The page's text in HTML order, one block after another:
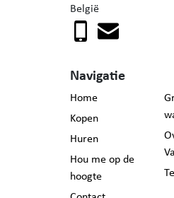
België
Navigatie
Home
Kopen
Huren
Hou me op de
hoogte